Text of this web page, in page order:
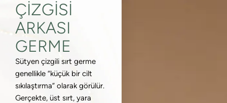
ÇIZGISI
ARKASI
GERME
Sütyen çizgili sırt germe
genellikle “küçük bir cilt
sıkılaştırma” olarak görülür.
Gerçekte, üst sırt, yara